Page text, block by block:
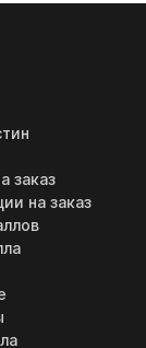
заказ
на заказ